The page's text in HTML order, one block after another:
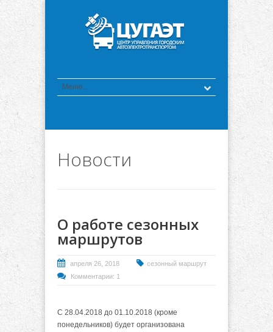
Новости
О работе сезонных
маршрутов
апреля 26, 2018
сезонный маршрут
Комментарии: 1
С 28.04.2018 до 01.10.2018 (кроме
понедельников) будет организована